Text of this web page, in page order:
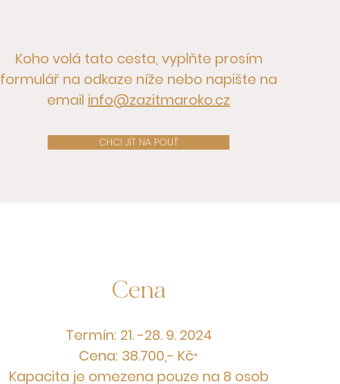
Koho volá tato cesta, vyplňte prosím
formulář na odkaze níže nebo napište na
email info@zazitmaroko.cz
CHCI JÍT NA POUŤ
Cena
Termín: 21. -28. 9. 2024
Cena: 38.700,- Kč*
Kapacita je omezena pouze na 8 osob